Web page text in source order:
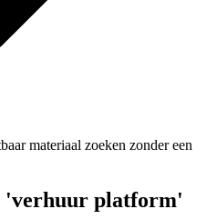
materiaal zoeken zonder een
'verhuur platform'